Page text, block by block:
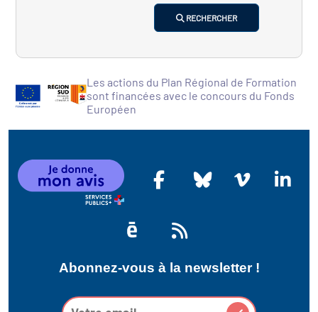
RECHERCHER
Les actions du Plan Régional de Formation
sont financées avec le concours du Fonds
Européen
Abonnez-vous à la newsletter !